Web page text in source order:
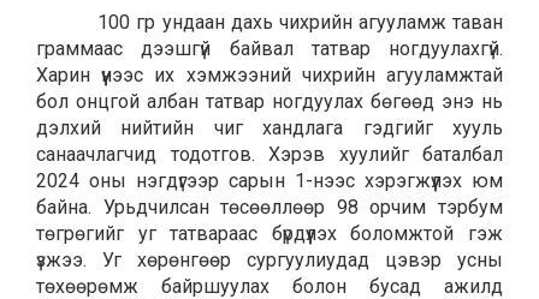
100 гр ундаан дахь чихрийн агууламж таван
граммаас дээшгүй байвал татвар ногдуулахгүй.
Харин үүнээс их хэмжээний чихрийн агууламжтай
бол онцгой албан татвар ногдуулах бөгөөд энэ нь
дэлхий нийтийн чиг хандлага гэдгийг хууль
санаачлагчид тодотгов. Хэрэв хуулийг баталбал
2024 оны нэгдүгээр сарын 1-нээс хэрэгжүүлэх юм
байна. Урьдчилсан төсөөллөөр 98 орчим тэрбум
төгрөгийг уг татвараас бүрдүүлэх боломжтой гэж
үзжээ. Уг хөрөнгөөр сургуулиудад цэвэр усны
төхөөрөмж байршуулах болон бусад ажилд